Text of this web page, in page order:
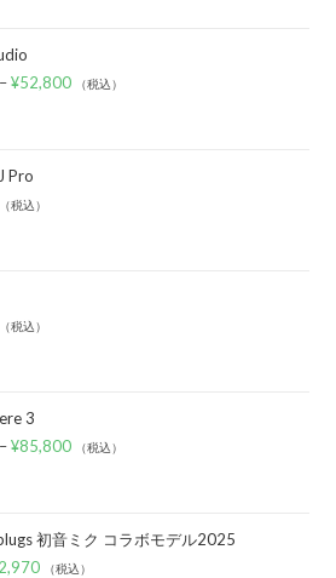
–¥52,800 （税込）
Pro
（税込）
（税込）
3
–¥85,800 （税込）
初音ミク コラボモデル2025
2,970 （税込）